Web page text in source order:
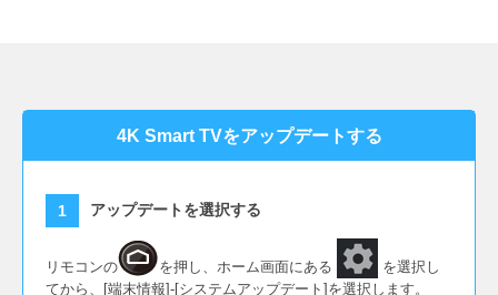
2020年4月20日[ Ver.23.23.1586517013 ]
スタンバイから復帰時に、スタンバイ前のアプリ
画面になるように対応しました。
テレビアプリの安定性を向上しました。
4K Smart TVをアップデートする
アップデートを選択する
リモコンの を押し、ホーム画面にある
を選択し
てから、[端末情報]-[システムアップデート]を選択します。